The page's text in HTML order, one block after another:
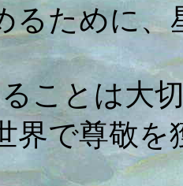
るために、
ことは大
界で尊敬を